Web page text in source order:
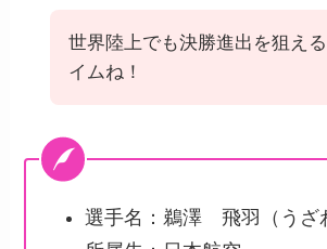
世界陸上でも決勝進出を狙え
イムね！
選手名：鵜澤 飛羽（うざ